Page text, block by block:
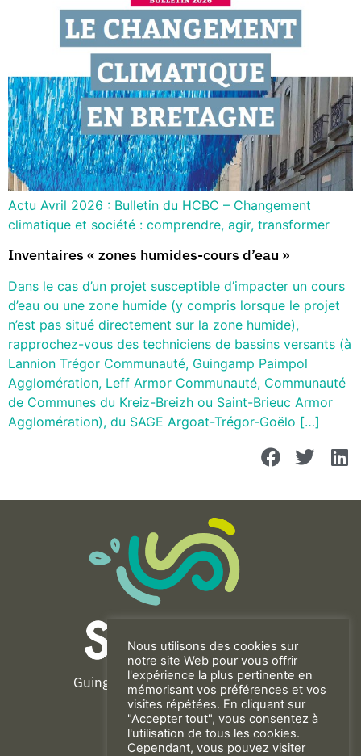
Actu Avril 2026 : Bulletin du HCBC – Changement
climatique et société : comprendre, agir, transformer
Inventaires « zones humides-cours d’eau »
Dans le cas d’un projet susceptible d’impacter un cours
d’eau ou une zone humide (y compris lorsque le projet
n’est pas situé directement sur la zone humide),
rapprochez-vous des techniciens de bassins versants (à
Lannion Trégor Communauté, Guingamp Paimpol
Agglomération, Leff Armor Communauté, Communauté
de Communes du Kreiz-Breizh ou Saint-Brieuc Armor
Agglomération), du SAGE Argoat-Trégor-Goëlo […]
Guingamp-Paimpol Agglomération
11 rue de la Trinité
22200 GUINGAMP
02 96 40 23 82
Nous utilisons des cookies sur
notre site Web pour vous offrir
l'expérience la plus pertinente en
mémorisant vos préférences et vos
visites répétées. En cliquant sur
"Accepter tout", vous consentez à
l'utilisation de tous les cookies.
Cependant, vous pouvez visiter